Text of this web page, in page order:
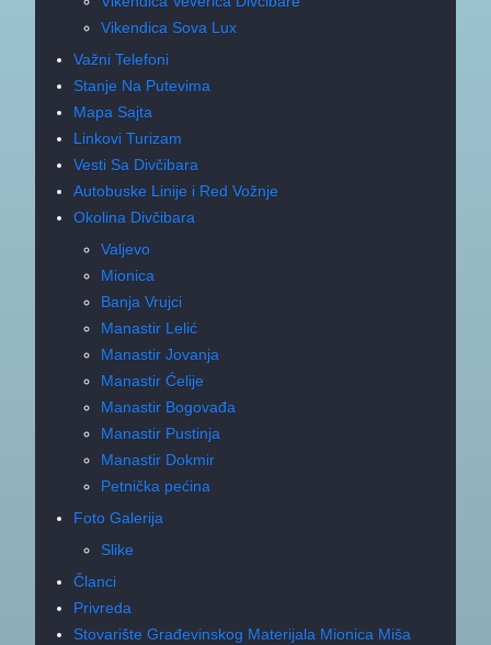
Vikendica Sova Lux
Važni Telefoni
Stanje Na Putevima
Mapa Sajta
Linkovi Turizam
Vesti Sa Divčibara
Autobuske Linije i Red Vožnje
Okolina Divčibara
Valjevo
Mionica
Banja Vrujci
Manastir Lelić
Manastir Jovanja
Manastir Ćelije
Manastir Bogovađa
Manastir Pustinja
Manastir Dokmir
Petnička pećina
Foto Galerija
Slike
Članci
Privreda
Stovarište Građevinskog Materijala Mionica Miša